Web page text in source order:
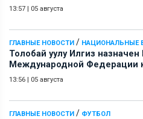
13:57 05 августа
ГЛАВНЫЕ НОВОСТИ / НАЦИОНАЛЬНЫЕ
Толобай уулу Илгиз
Международной Федерации
13:56 05 августа
ГЛАВНЫЕ НОВОСТИ / ФУТБОЛ